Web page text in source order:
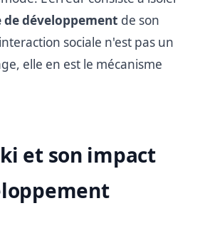
des théories de
développement de son
sociale n'est pas un
elle en est le mécanisme
et son impact